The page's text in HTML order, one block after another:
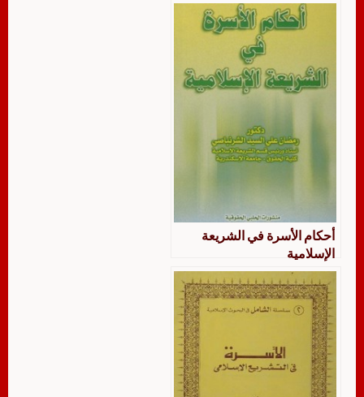
أحكام الأسرة في الشريعة
الإسلامية